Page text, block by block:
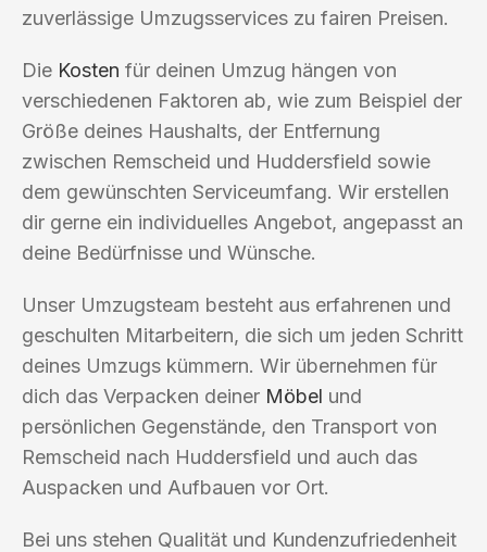
zuverlässige Umzugsservices zu fairen Preisen.
Die Kosten für deinen Umzug hängen von
verschiedenen Faktoren ab, wie zum Beispiel der
Größe deines Haushalts, der Entfernung
zwischen Remscheid und Huddersfield sowie
dem gewünschten Serviceumfang. Wir erstellen
dir gerne ein individuelles Angebot, angepasst an
deine Bedürfnisse und Wünsche.
Unser Umzugsteam besteht aus erfahrenen und
geschulten Mitarbeitern, die sich um jeden Schritt
deines Umzugs kümmern. Wir übernehmen für
dich das Verpacken deiner Möbel und
persönlichen Gegenstände, den Transport von
Remscheid nach Huddersfield und auch das
Auspacken und Aufbauen vor Ort.
Bei uns stehen Qualität und Kundenzufriedenheit